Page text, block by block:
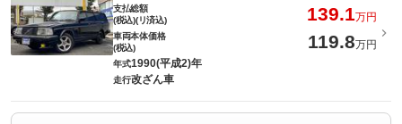
支払総額
(税込)(リ済込)
139.1万円
車両本体価格
(税込)
119.8万円
年式1990(平成2)年
走行改ざん車